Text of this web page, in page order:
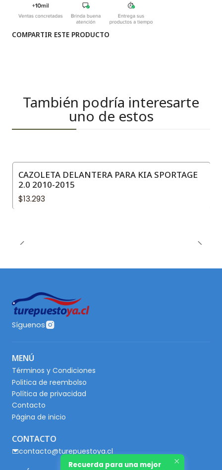
COMPARTIR ESTE PRODUCTO
También podría interesarte
uno de estos
CAZOLETA DELANTERA PARA KIA SPORTAGE
2.0 2010-2015
$13.293
Síguenos
MENÚ
Términos y Condiciones
Politica de reembolso
Política de privacidad
Contacto
Página de inicio
CONTACTO
contacto@turepuestoya.cl
Recuerda para una mejor